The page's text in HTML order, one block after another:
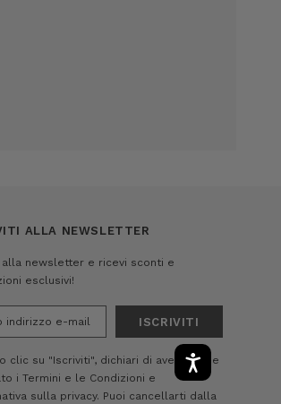
ALLA NEWSLETTER
alla newsletter e ricevi sconti e
esclusivi!
clic su "Iscriviti", dichiari di aver letto e
i Termini e le Condizioni e
sulla privacy. Puoi cancellarti dalla